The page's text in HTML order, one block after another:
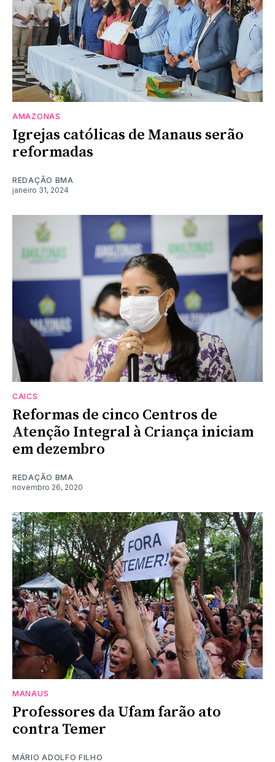
AMAZONAS
Igrejas católicas de Manaus serão
reformadas
REDAÇÃO BMA
janeiro 31, 2024
CAICS
Reformas de cinco Centros de
Atenção Integral à Criança iniciam
em dezembro
REDAÇÃO BMA
novembro 26, 2020
MANAUS
Professores da Ufam farão ato
contra Temer
MÁRIO ADOLFO FILHO